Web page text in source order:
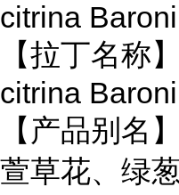
citrina
【拉丁名称
citrina Baroni
【产品别名
萱草花、绿